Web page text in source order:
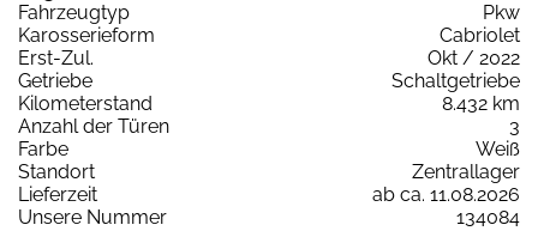
Fahrzeugtyp
Pkw
Karosserieform
Cabriolet
Erst-Zul.
Okt / 2022
Getriebe
Schaltgetriebe
Kilometerstand
8.432 km
Anzahl der Türen
3
Farbe
Weiß
Standort
Zentrallager
Lieferzeit
ab ca. 11.08.2026
Unsere Nummer
134084